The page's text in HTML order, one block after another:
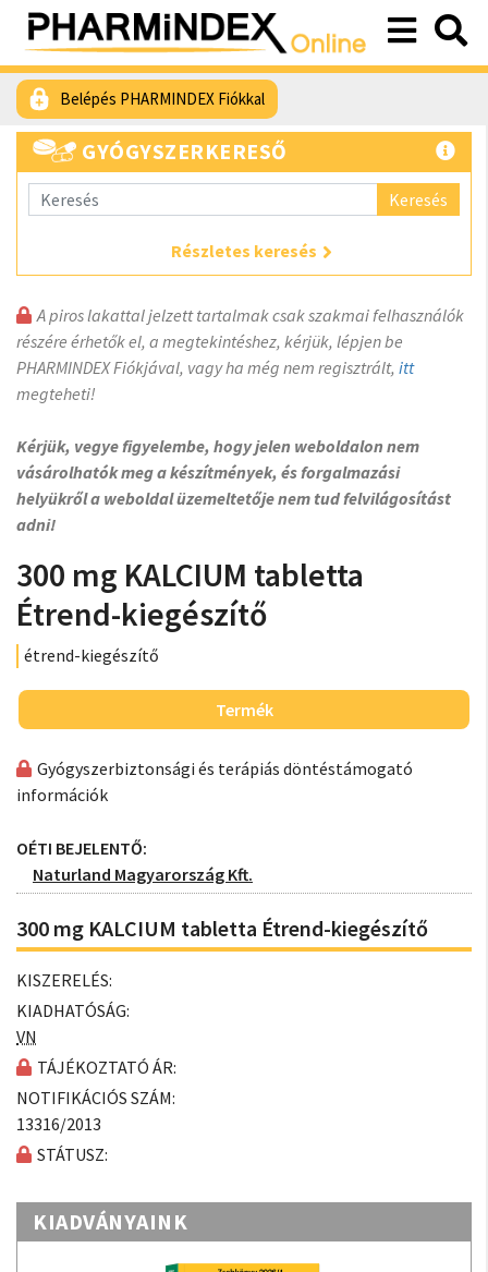
Belépés PHARMINDEX Fiókkal
GYÓGYSZERKERESŐ
Keresés
Részletes keresés
A piros lakattal jelzett tartalmak csak szakmai felhasználók
részére érhetők el, a megtekintéshez, kérjük, lépjen be
PHARMINDEX Fiókjával, vagy ha még nem regisztrált, itt
megteheti!
Kérjük, vegye figyelembe, hogy jelen weboldalon nem
vásárolhatók meg a készítmények, és forgalmazási
helyükről a weboldal üzemeltetője nem tud felvilágosítást
adni!
300 mg KALCIUM tabletta
Étrend-kiegészítő
étrend-kiegészítő
Termék
Gyógyszerbiztonsági és terápiás döntéstámogató
információk
OÉTI BEJELENTŐ:
Naturland Magyarország Kft.
300 mg KALCIUM tabletta Étrend-kiegészítő
KISZERELÉS:
KIADHATÓSÁG:
VN
TÁJÉKOZTATÓ ÁR:
NOTIFIKÁCIÓS SZÁM:
13316/2013
STÁTUSZ:
KIADVÁNYAINK